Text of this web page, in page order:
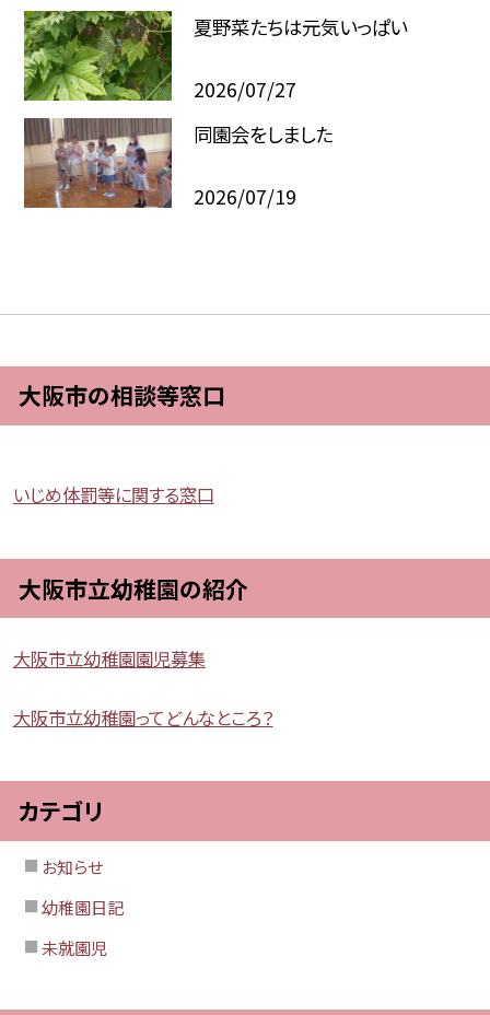
夏野菜たちは元気いっぱい
2026/07/27
同園会をしました
2026/07/19
大阪市の相談等窓口
いじめ体罰等に関する窓口
大阪市立幼稚園の紹介
大阪市立幼稚園園児募集
大阪市立幼稚園ってどんなところ？
カテゴリ
お知らせ
幼稚園日記
未就園児